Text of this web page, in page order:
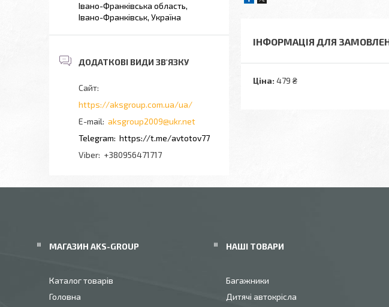
ІНФОРМАЦІЯ ДЛЯ
Ціна: 479 ₴
Івано-Франківська область,
Івано-Франківськ, Україна
https://aksgroup.com.ua/ua/
aksgroup2009@ukr.net
https://t.me/avtotov77
+380956471717
МАГАЗИН AKS-GROUP
Каталог товарів
Головна
НАШІ ТОВАРИ
Багажники
Дитячі автокрісла